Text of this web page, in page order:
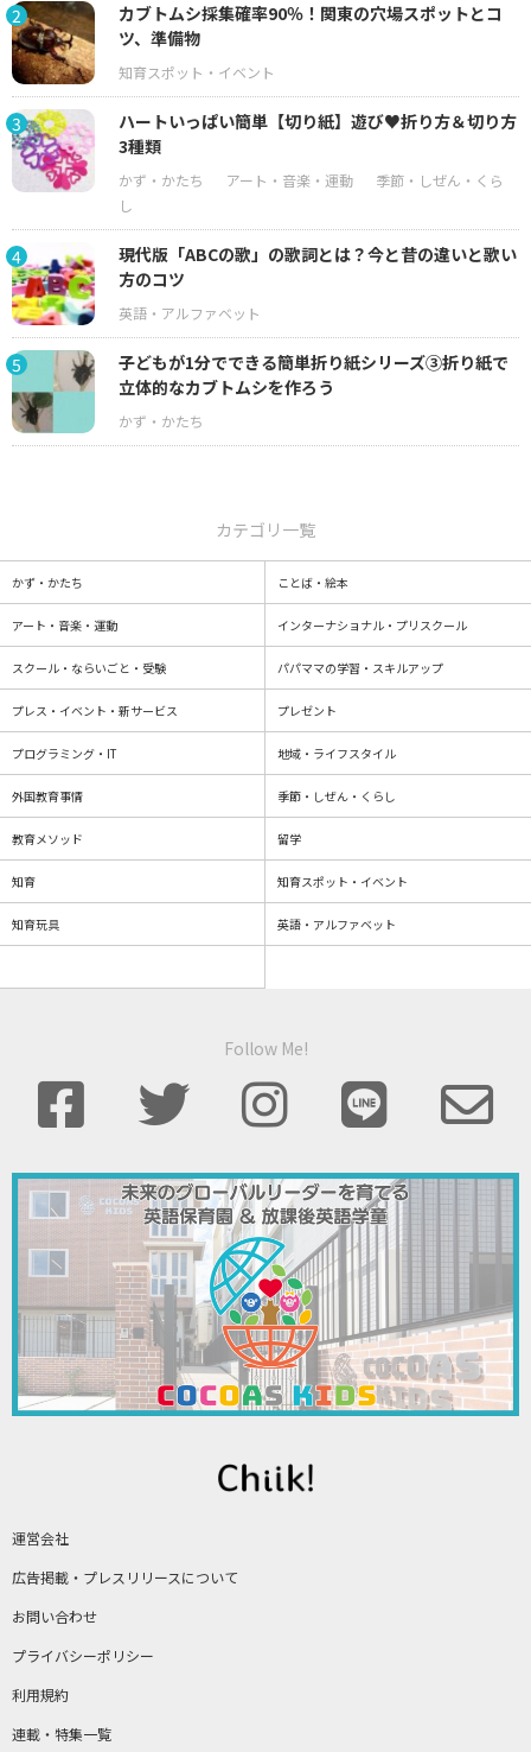
2
カブトムシ採集確率90％！関東の穴場スポットとコ
ツ、準備物
3
ハートいっぱい簡単【切り紙】遊び♥折り方＆切り方
3種類
4
現代版「ABCの歌」の歌詞とは？今と昔の違いと歌い
方のコツ
5
子どもが1分でできる簡単折り紙シリーズ③折り紙で
立体的なカブトムシを作ろう
運営会社
広告掲載・プレスリリースについて
お問い合わせ
プライバシーポリシー
利用規約
連載・特集一覧
カテゴリ一覧
かず・かたち ことば・絵本
アート・音楽・運動 インターナショナル・プリスクール
スクール・ならいごと・受験 パパママの学習・スキルアップ
プレス・イベント・新サービス プレゼント
プログラミング・IT 地域・ライフスタイル
外国教育事情 季節・しぜん・くらし
教育メソッド 留学
知育 知育スポット・イベント
知育玩具 英語・アルファベット
Follow Me!